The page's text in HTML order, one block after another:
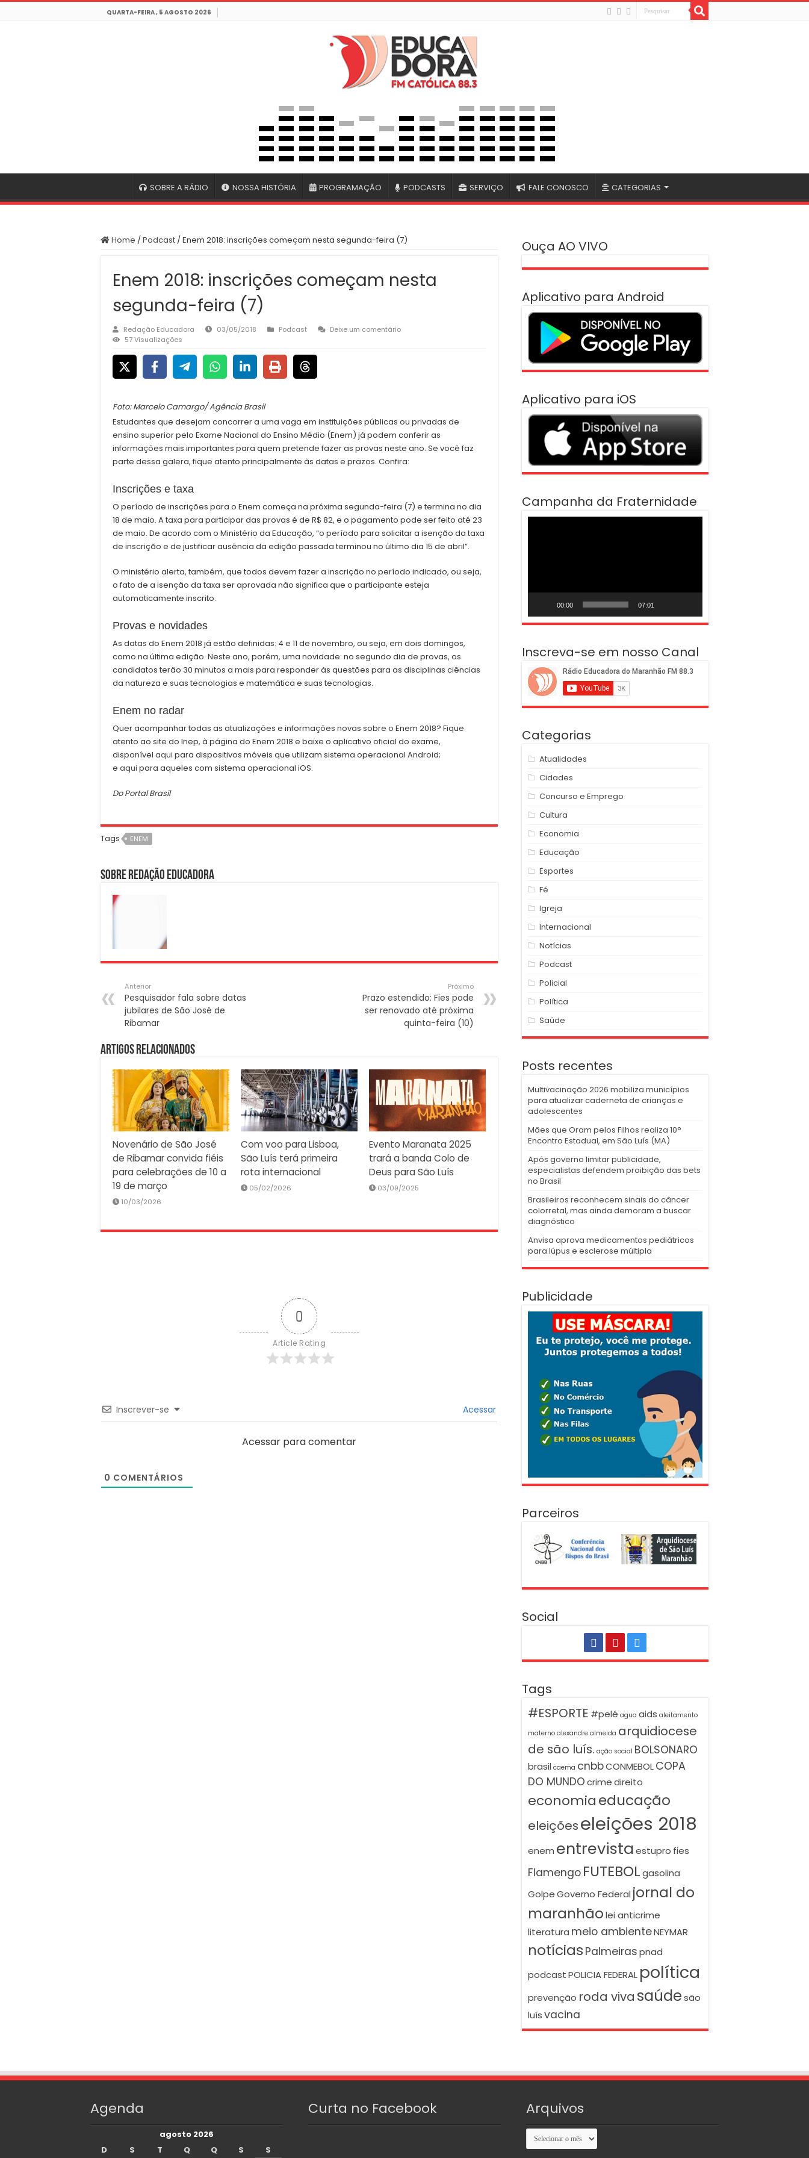
QUARTA-FEIRA , 5 AGOSTO 2026
SOBRE A RÁDIO NOSSA HISTÓRIA PROGRAMAÇÃO PODCASTS SERVIÇO FALE CONOSCO CATEGORIAS
Home /Podcast /Enem 2018: inscrições começam nesta segunda-feira (7)
Enem 2018: inscrições começam nesta
segunda-feira (7)
Redação Educadora 03/05/2018 Podcast
Deixe um comentário
57 Visualizações
Foto: Marcelo Camargo/ Agência Brasil
Estudantes que desejam concorrer a uma vaga em instituições públicas ou privadas de
ensino superior pelo Exame Nacional do Ensino Médio (Enem) já podem conferir as
informações mais importantes para quem pretende fazer as provas neste ano. Se você faz
parte dessa galera, fique atento principalmente às datas e prazos. Confira:
Inscrições e taxa
O período de inscrições para o Enem começa na próxima segunda-feira (7) e termina no dia
18 de maio. A taxa para participar das provas é de R$ 82, e o pagamento pode ser feito até 23
de maio. De acordo com o Ministério da Educação, “o período para solicitar a isenção da taxa
de inscrição e de justificar ausência da edição passada terminou no último dia 15 de abril”.
O ministério alerta, também, que todos devem fazer a inscrição no período indicado, ou seja,
o fato de a isenção da taxa ser aprovada não significa que o participante esteja
automaticamente inscrito.
Provas e novidades
As datas do Enem 2018 já estão definidas: 4 e 11 de novembro, ou seja, em dois domingos,
como na última edição. Neste ano, porém, uma novidade: no segundo dia de provas, os
candidatos terão 30 minutos a mais para responder às questões para as disciplinas ciências
da natureza e suas tecnologias e matemática e suas tecnologias.
Enem no radar
Quer acompanhar todas as atualizações e informações novas sobre o Enem 2018? Fique
atento ao site do Inep, à página do Enem 2018 e baixe o aplicativo oficial do exame,
disponível aqui para dispositivos móveis que utilizam sistema operacional Android;
e aqui para aqueles com sistema operacional iOS.
Do Portal Brasil
Tags ENEM
Sobre Redação Educadora
Anterior
Pesquisador fala sobre datas
jubilares de São José de
Ribamar
Próximo
Prazo estendido: Fies pode
ser renovado até próxima
quinta-feira (10)
Artigos Relacionados
Novenário de São José
de Ribamar convida fiéis
para celebrações de 10 a
19 de março
10/03/2026
Com voo para Lisboa,
São Luís terá primeira
rota internacional
05/02/2026
Evento Maranata 2025
trará a banda Colo de
Deus para São Luís
03/09/2025
0
Article Rating
Inscrever-se Acessar
Acessar para comentar
0 COMENTÁRIOS
Ouça AO VIVO
Aplicativo para Android
Aplicativo para iOS
Campanha da Fraternidade
00:00 07:01
Inscreva-se em nosso Canal
Categorias
Atualidades
Cidades
Concurso e Emprego
Cultura
Economia
Educação
Esportes
Fé
Igreja
Internacional
Notícias
Podcast
Policial
Política
Saúde
Posts recentes
Multivacinação 2026 mobiliza municípios
para atualizar caderneta de crianças e
adolescentes
Mães que Oram pelos Filhos realiza 10°
Encontro Estadual, em São Luís (MA)
Após governo limitar publicidade,
especialistas defendem proibição das bets
no Brasil
Brasileiros reconhecem sinais do câncer
colorretal, mas ainda demoram a buscar
diagnóstico
Anvisa aprova medicamentos pediátricos
para lúpus e esclerose múltipla
Publicidade
Parceiros
Social
Tags
#ESPORTE #pelé agua aids aleitamento
materno alexandre almeida arquidiocese
de são luís. ação social BOLSONARO
brasil caema cnbbCONMEBOLCOPA
DO MUNDOcrimedireito
economiaeducação
eleiçõeseleições 2018
enem entrevistaestupro fies
Flamengo FUTEBOLgasolina
GolpeGoverno Federal jornal do
maranhãolei anticrime
literatura meio ambienteNEYMAR
notícias Palmeiraspnad
podcastPOLICIA FEDERAL política
prevenção roda viva saúdesão
luísvacina
Agenda
agosto 2026
D
S T Q Q S S
Curta no Facebook Arquivos
Arquivos